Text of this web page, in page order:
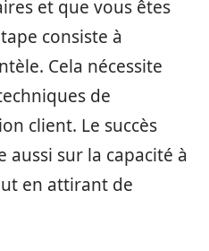
et que vous êtes
consiste à
Cela nécessite
de
client. Le succès
aussi sur la capacité à
en attirant de